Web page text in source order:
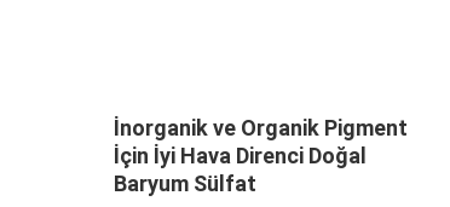
İnorganik ve Organik Pigment
İçin İyi Hava Direnci Doğal
Baryum Sülfat